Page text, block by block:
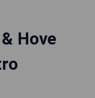
Hove